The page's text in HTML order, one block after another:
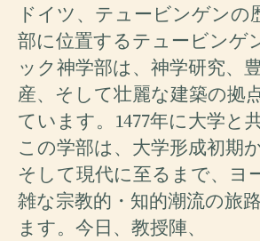
ドイツ、テュービンゲンの
部に位置するテュービンゲ
ック神学部は、神学研究、
産、そして壮麗な建築の拠
ています。1477年に大学と
この学部は、大学形成初期
そして現代に至るまで、ヨ
雑な宗教的・知的潮流の旅
ます。今日、教授陣、